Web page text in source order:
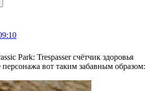
Park: Trespasser счётчик здоровья
персонажа вот таким забавным образом: